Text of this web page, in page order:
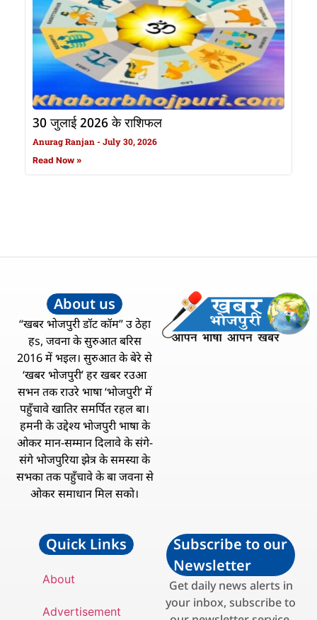
30 जुलाई 2026 के राशिफल
Anurag Ranjan July 30, 2026
Read Now »
About us
“खबर भोजपुरी डॉट कॉम” उ ठेहा
हs, जवना के सुरुआत बरिस
2016 में भइल। सुरुआत के बेरे से
‘खबर भोजपुरी’ हर खबर रउआ
सभन तक राउरे भाषा ‘भोजपुरी’ में
पहुँचावे खातिर समर्पित रहल बा।
हमनी के उद्देश्य भोजपुरी भाषा के
ओकर मान-सम्मान दिलावे के संगे-
संगे भोजपुरिया झेत्र के समस्या के
सभका तक पहुँचावे के बा जवना से
ओकर समाधान मिल सको।
Quick Links
About
Advertisement
Subscribe to our
Newsletter
Get daily news alerts in
your inbox, subscribe to